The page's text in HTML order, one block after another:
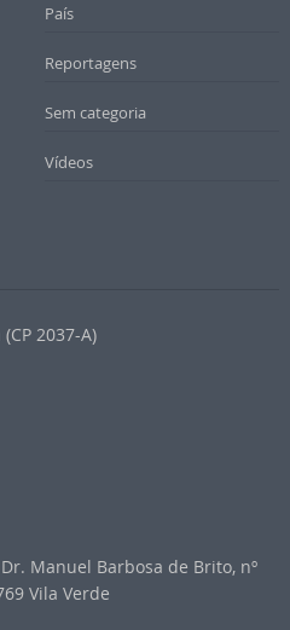
País
Reportagens
Sem categoria
Vídeos
2037-A)
Manuel Barbosa de Brito, nº
Vila Verde